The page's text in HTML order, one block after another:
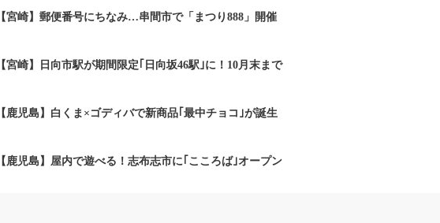
【宮崎】郵便番号にちなみ…串間市で「まつり888」開催
【宮崎】日向市駅が期間限定｢日向坂46駅｣に！10月末まで
【鹿児島】白くま×ゴディバで新商品｢最中チョコ｣が誕生
【鹿児島】屋内で遊べる！志布志市に｢こころば｣オープン